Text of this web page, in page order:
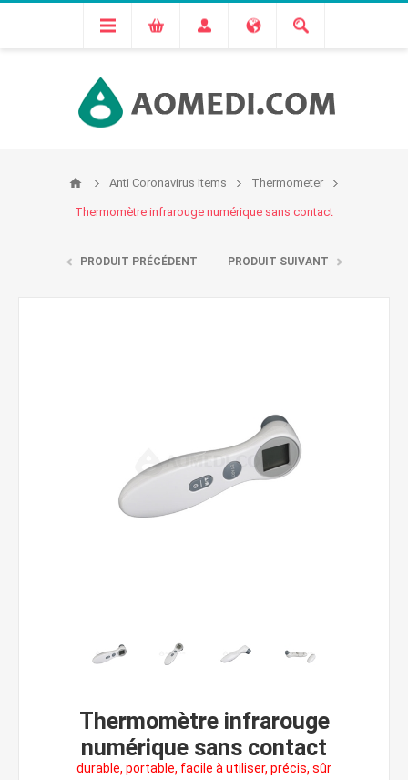
Anti Coronavirus Items Thermometer
Thermomètre infrarouge numérique sans contact
PRODUIT PRÉCÉDENT PRODUIT SUIVANT
Thermomètre infrarouge
numérique sans contact
durable, portable, facile à utiliser, précis, sûr